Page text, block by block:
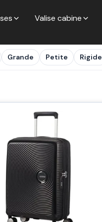
Valise cabine
Grande Petite Rigide